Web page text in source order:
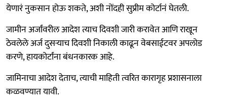
येणारं नुकसान होऊ शकते, अशी नोंदही सुप्रीम कोर्टानं घेतली.
जामीन अर्जांवरील आदेश त्याच दिवशी जारी करावेत आणि राखून
ठेवलेले अर्ज दुसऱ्याच दिवशी निकाली काढून वेबसाईटवर अपलोड
करणे, हायकोर्टांना बंधनकारक आहे.
जामिनाचा आदेश देताच, त्याची माहिती त्वरित कारागृह प्रशासनाला
कळवण्यात यावी.